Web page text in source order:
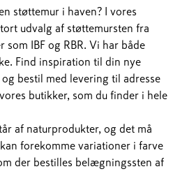
støttemur i haven? I vores
udvalg af støttemursten fra
som IBF og RBR. Vi har både
Find inspiration til din nye
bestil med levering til adresse
butikker, som du finder i hele
af naturprodukter, og det må
forekomme variationer i farve
der bestilles belægningssten af